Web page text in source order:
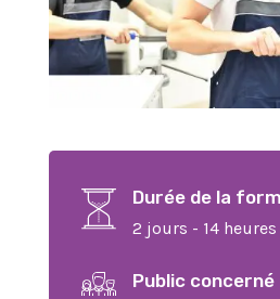
Durée de la
2 jours - 14 heures
Public concerné